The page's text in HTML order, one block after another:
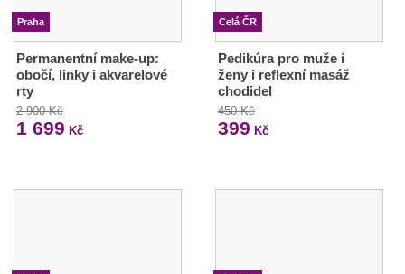
Praha
Permanentní make-up:
obočí, linky i akvarelové
rty
2 900 Kč
1 699 Kč
Celá ČR
Pedikúra pro muže i
ženy i reflexní masáž
chodidel
450 Kč
399 Kč